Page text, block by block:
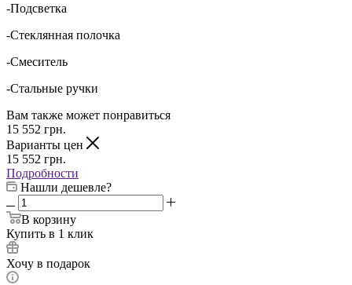
-Подсветка
-Стеклянная полочка
-Смеситель
-Стальные ручки
Вам также может понравиться
15 552 грн.
Варианты цен
15 552 грн.
Подробности
Нашли дешевле?
В корзину
Купить в 1 клик
Хочу в подарок